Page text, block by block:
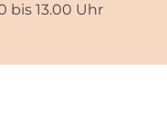
bis 13.00 Uhr